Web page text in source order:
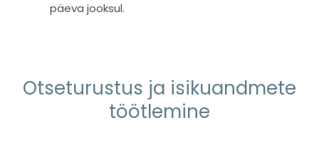
päeva jooksul.
Otseturustus ja isikuandmete
töötlemine